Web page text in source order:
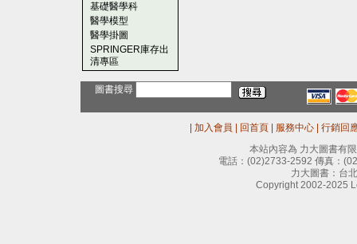
基礎醫學科
醫學模型
醫學掛圖
SPRINGER庫存出
清專區
圖書搜尋
加入會員 回首頁 服務中心
行銷回
本站內容為 力大圖書有
電話： (02)2733-2592 傳真：
力大圖書：台
Copyright 2002-2025